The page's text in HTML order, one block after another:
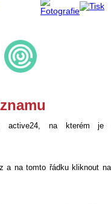
na kterém je
a na tomto řádku kliknout